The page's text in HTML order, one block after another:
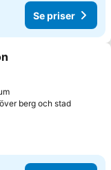
Se priser
Favoriter
berg och stadSe